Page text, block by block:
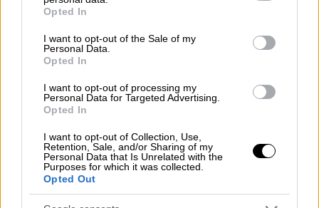
grant or deny consent to Google and its third-party tags to
use your data for below specified purposes in below Google
consent section.
Opted In
I want to opt-out of the Sale of my
Personal Data.
Opted In
I want to opt-out of processing my
Personal Data for Targeted Advertising.
Opted In
I want to opt-out of Collection, Use,
Retention, Sale, and/or Sharing of my
Personal Data that Is Unrelated with the
Purposes for which it was collected.
Opted Out
ΔΙΑΒΑΣΤΕ ΕΠΙΣΗΣ
Πολιτική|04.03.2022 08:48
επιπολαιότητα του Μητσοτάκη η
αποστολή πολεμικού υλικού στην
Ουκρανία
Τηλεόραση|04.03.2022 08:48
Βολοντίμιρ Ζελένσκι: Έρχεται στον